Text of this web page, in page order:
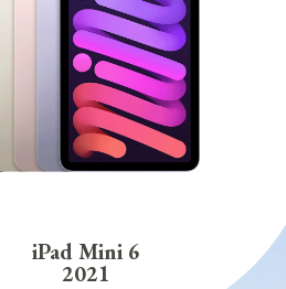
iPad Mini 6
2021